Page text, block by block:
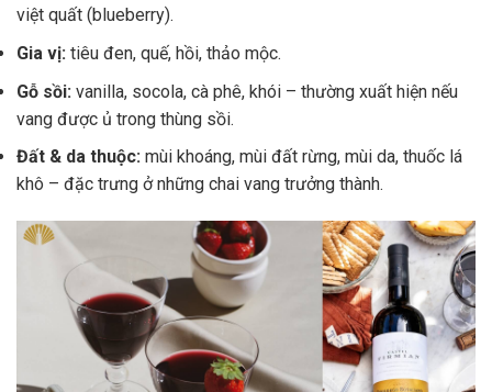
việt quất (blueberry).
Gia vị: tiêu đen, quế, hồi, thảo mộc.
Gỗ sồi: vanilla, socola, cà phê, khói – thường xuất hiện nếu
vang được ủ trong thùng sồi.
Đất & da thuộc: mùi khoáng, mùi đất rừng, mùi da, thuốc lá
khô – đặc trưng ở những chai vang trưởng thành.